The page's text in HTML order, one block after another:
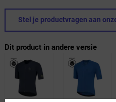
Stel je productvragen aan
Dit product in andere versie